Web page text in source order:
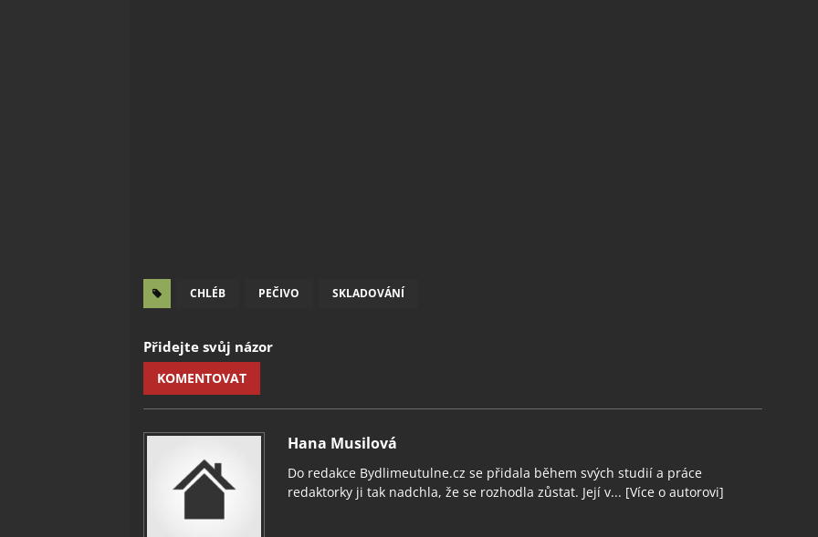
CHLÉB PEČIVO SKLADOVÁNÍ
Přidejte svůj názor
KOMENTOVAT
Hana Musilová
Do redakce Bydlimeutulne.cz se přidala během svých studií a práce
redaktorky ji tak nadchla, že se rozhodla zůstat. Její v... [Více o autorovi]